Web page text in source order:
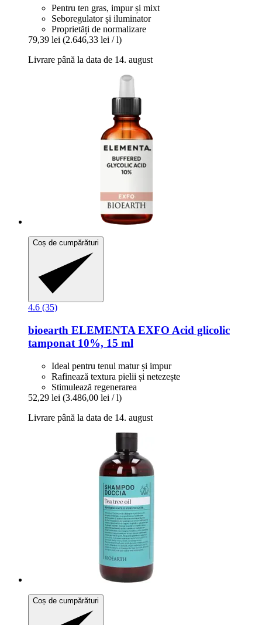
Pentru ten gras, impur și mixt
Seboregulator și iluminator
Proprietăți de normalizare
79,39 lei (2.646,33 lei / l)
Livrare până la data de 14. august
Coș de cumpărături
4.6 (35)
bioearth ELEMENTA EXFO Acid glicolic
tamponat 10%, 15 ml
Ideal pentru tenul matur și impur
Rafinează textura pielii și netezește
Stimulează regenerarea
52,29 lei (3.486,00 lei / l)
Livrare până la data de 14. august
Coș de cumpărături